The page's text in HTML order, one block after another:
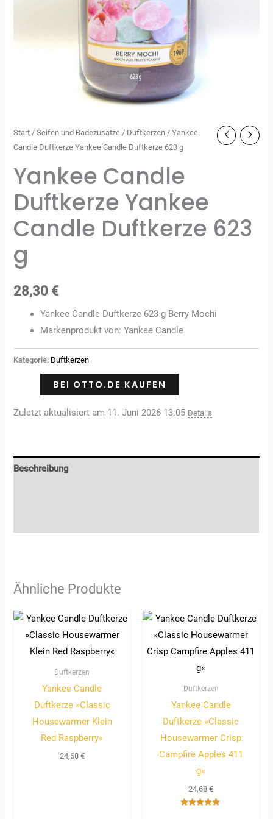
Start /Seifen und Badezusätze / Duftkerzen / Yankee
Candle Duftkerze Yankee Candle Duftkerze 623 g
Yankee Candle
Duftkerze Yankee
Candle Duftkerze 623
g
28,30 €
Yankee Candle Duftkerze 623 g Berry Mochi
Markenprodukt von: Yankee Candle
Kategorie: Duftkerzen
BEI OTTO.DE KAUFEN
Zuletzt aktualisiert am 11. Juni 2026 13:05 Details
Beschreibung
Ähnliche Produkte
Duftkerzen
Yankee Candle
Duftkerze »Classic
Housewarmer Klein
Red Raspberry«
24,68 €
Duftkerzen
Yankee Candle
Duftkerze »Classic
Housewarmer Crisp
Campfire Apples 411
g«
24,68€